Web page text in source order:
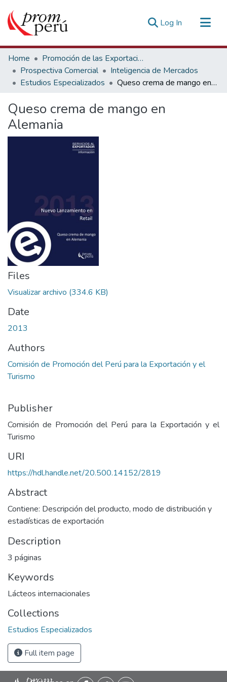
Log In (current)
Communities & Collections
All of DSpace
Statistics
Home
Promoción de las Exportaciones
Prospectiva Comercial
Inteligencia de Mercados
Estudios Especializados
Queso crema de mango en Alemania
Queso crema de mango en
Alemania
Files
Visualizar archivo (334.6 KB)
Date
2013
Authors
Comisión de Promoción del Perú para la Exportación y el
Turismo
Publisher
Comisión de Promoción del Perú para la Exportación y el
Turismo
URI
https://hdl.handle.net/20.500.14152/2819
Abstract
Contiene: Descripción del producto, modo de distribución y
estadísticas de exportación
Description
3 páginas
Keywords
Lácteos internacionales
Collections
Estudios Especializados
Full item page